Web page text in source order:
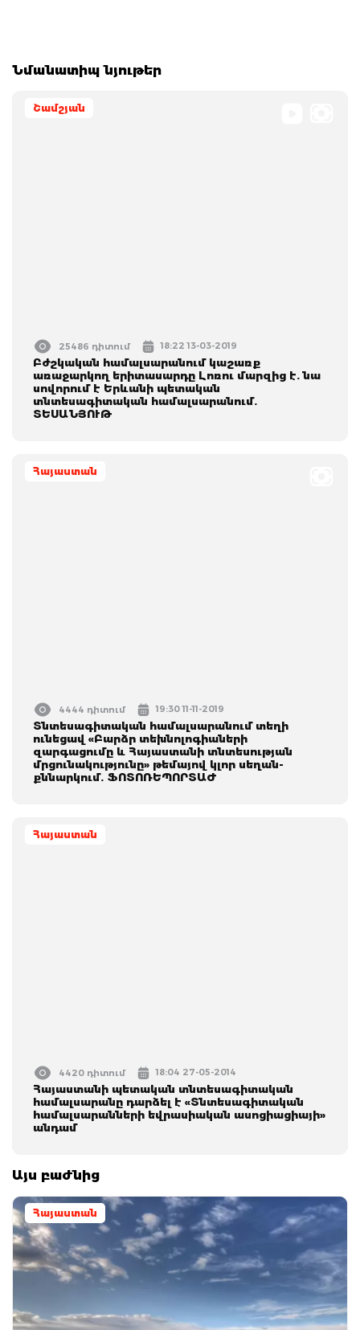
Նմանատիպ նյութեր
Շամշյան
25486 դիտում 18:22 13-03-2019
Բժշկական համալսարանում կաշառք
առաջարկող երիտասարդը Լոռու մարզից է. նա
սովորում է Երևանի պետական
տնտեսագիտական համալսարանում.
ՏԵՍԱՆՅՈՒԹ
Հայաստան
4444 դիտում 19:30 11-11-2019
Տնտեսագիտական համալսարանում տեղի
ունեցավ «Բարձր տեխնոլոգիաների
զարգացումը և Հայաստանի տնտեսության
մրցունակությունը» թեմայով կլոր սեղան-
քննարկում. ՖՈՏՈՌԵՊՈՐՏԱԺ
Հայաստան
4420 դիտում 18:04 27-05-2014
Հայաստանի պետական տնտեսագիտական
համալսարանը դարձել է «Տնտեսագիտական
համալսարանների եվրասիական ասոցիացիայի»
անդամ
Այս բաժնից
Հայաստան